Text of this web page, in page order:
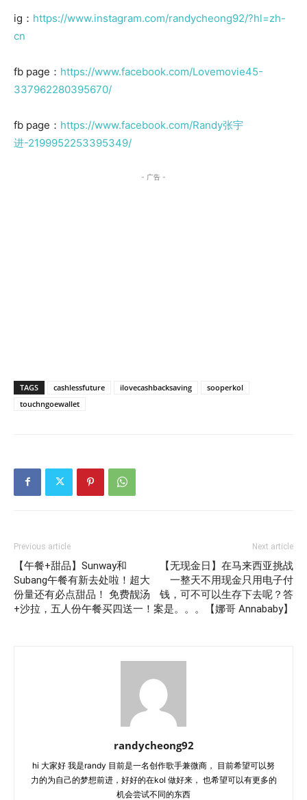
ig： https://www.instagram.com/randycheong92/?hl=zh-
cn
fb page： https://www.facebook.com/Lovemovie45-
337962280395670/
fb page： https://www.facebook.com/Randy张宇
进-2199952253395349/
- 广告 -
TAGS cashlessfuture ilovecashbacksaving
sooperkol
touchngoewallet
Previous article
【午餐+甜品】Sunway和
Subang午餐有新去处啦！超大
份量还有必点甜品！ 免费靓汤
+沙拉，五人份午餐买四送一！
Next article
【无现金日】在马来西亚挑战
一整天不用现金只用电子付
钱，可不可以生存下去呢？答
案是。。。【娜哥 Annababy】
randycheong92
hi 大家好 我是randy 目前是一名创作歌手兼微商， 目前希望可以努
力的为自己的梦想前进，好好的在kol 做好来， 也希望可以有更多的
机会尝试不同的东西